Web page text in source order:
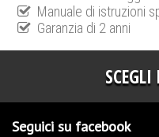
Manuale di istruzioni
Garanzia di 2 anni
Seguici su facebook